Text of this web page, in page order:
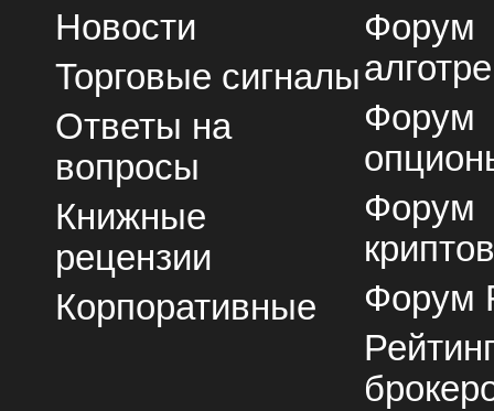
Новости
Торговые сигналы
Ответы на
вопросы
Книжные
рецензии
Корпоративные
Форум
Форум
Форум
Форум